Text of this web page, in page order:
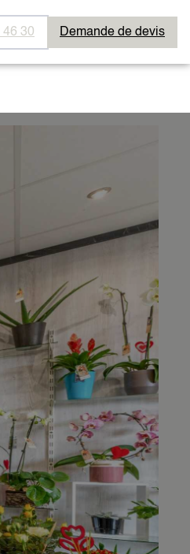
46 30 Demande de devis